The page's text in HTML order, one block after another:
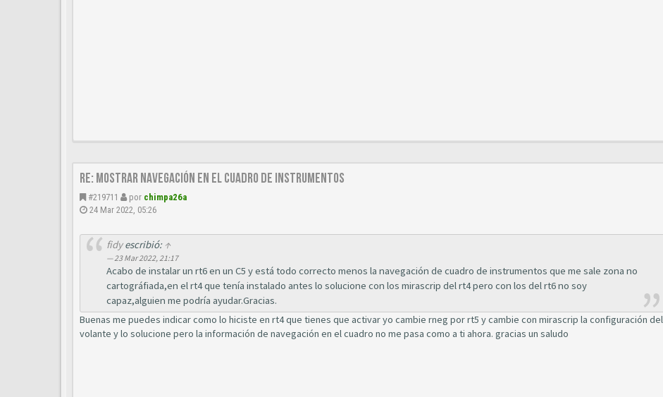
Re: Mostrar navegación en el cuadro de instrumentos
#219711 por chimpa26a
24 Mar 2022, 05:26
fidyescribió: ↑
23 Mar 2022, 21:17
Acabo de instalar un rt6 en un C5 y está todo correcto menos la navegación de cuadro de instrumentos que me sale zona no
cartográfiada,en el rt4 que tenía instalado antes lo solucione con los mirascrip del rt4 pero con los del rt6 no soy
capaz,alguien me podría ayudar.Gracias.
Buenas me puedes indicar como lo hiciste en rt4 que tienes que activar yo cambie rneg por rt5 y cambie con mirascrip la configuración del
volante y lo solucione pero la información de navegación en el cuadro no me pasa como a ti ahora. gracias un saludo